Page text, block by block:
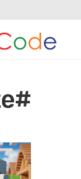
#GamingUpdate